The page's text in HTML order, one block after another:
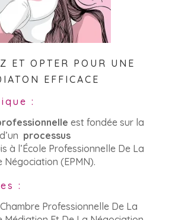
ET OPTER POUR UNE
EFFICACE
:
est fondée sur la
processus
à l’École Professionnelle De La
Négociation (EPMN).
:
Professionnelle De La